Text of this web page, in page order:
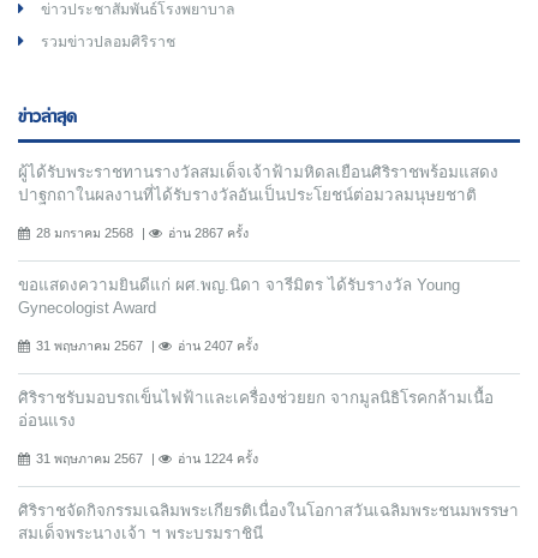
ข่าวประชาสัมพันธ์โรงพยาบาล
รวมข่าวปลอมศิริราช
ข่าวล่าสุด
ผู้ได้รับพระราชทานรางวัลสมเด็จเจ้าฟ้ามหิดลเยือนศิริราชพร้อมแสดง
ปาฐกถาในผลงานที่ได้รับรางวัลอันเป็นประโยชน์ต่อมวลมนุษยชาติ
28 มกราคม 2568 อ่าน 2867 ครั้ง
ขอแสดงความยินดีแก่ ผศ.พญ.นิดา จารีมิตร ได้รับรางวัล Young
Gynecologist Award
31 พฤษภาคม 2567 อ่าน 2407 ครั้ง
ศิริราชรับมอบรถเข็นไฟฟ้าและเครื่องช่วยยก จากมูลนิธิโรคกล้ามเนื้อ
อ่อนแรง
31 พฤษภาคม 2567 อ่าน 1224 ครั้ง
ศิริราชจัดกิจกรรมเฉลิมพระเกียรติเนื่องในโอกาสวันเฉลิมพระชนมพรรษา
สมเด็จพระนางเจ้า ฯ พระบรมราชินี